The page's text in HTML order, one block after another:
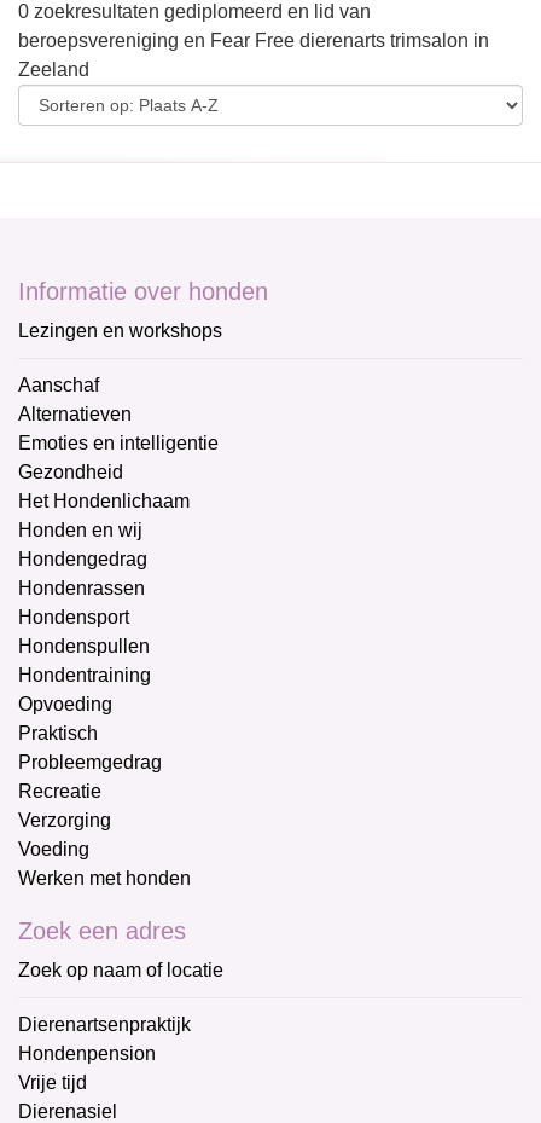
0 zoekresultaten gediplomeerd en lid van
beroepsvereniging en Fear Free dierenarts trimsalon in
Zeeland
Informatie over honden
Lezingen en workshops
Aanschaf
Alternatieven
Emoties en intelligentie
Gezondheid
Het Hondenlichaam
Honden en wij
Hondengedrag
Hondenrassen
Hondensport
Hondenspullen
Hondentraining
Opvoeding
Praktisch
Probleemgedrag
Recreatie
Verzorging
Voeding
Werken met honden
Zoek een adres
Zoek op naam of locatie
Dierenartsenpraktijk
Hondenpension
Vrije tijd
Dierenasiel